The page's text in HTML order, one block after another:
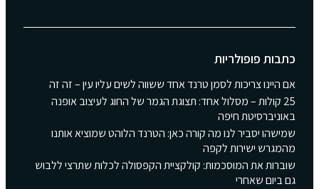
כתבות פופולריות
אם היינו צריכות לסמן טרנד אחד ששווה לשים עליו עין – זה זה
25 קולות – מסלול אחד: תצוגת הגמר של החוג לעיצוב אופנה
באוניברסיטת חיפה
שמישהו יסביר לנו מה קורה כאן: הטרנד הלוהט שמוציא אותנו
מהמגרש ישירות לקפה
שוברות את המוסכמות: קולקציית הקפסולה לכלות שתרצי ללבוש
גם ביום שאחרי